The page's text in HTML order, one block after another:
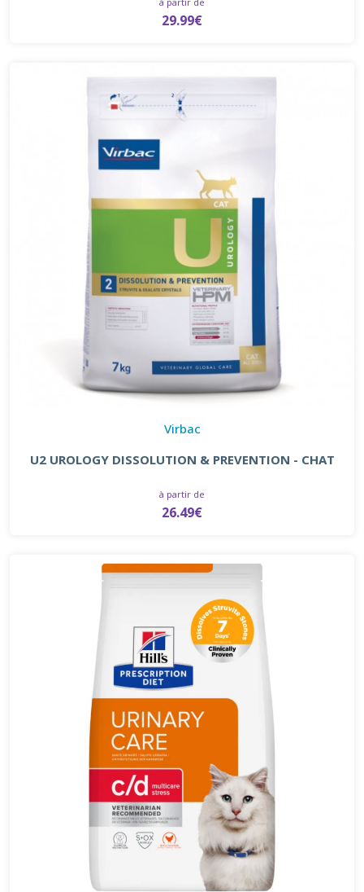
29.99€
Virbac
U2 UROLOGY DISSOLUTION & PREVENTION - CHAT
à partir de
26.49€